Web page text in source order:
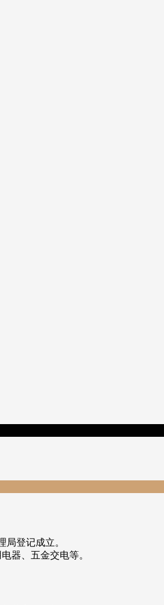
局登记成立。
器、五金交电等。